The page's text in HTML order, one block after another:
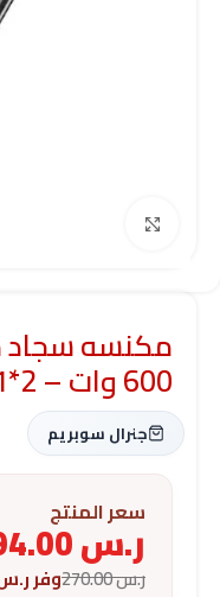
مكنسه سجاد
600 وات – 2*1
جنرال سوبريم
سعر المنتج
ر.س
ر.س270.00 وفر